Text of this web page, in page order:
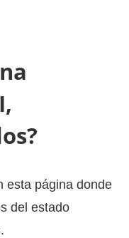
esta página donde
del estado